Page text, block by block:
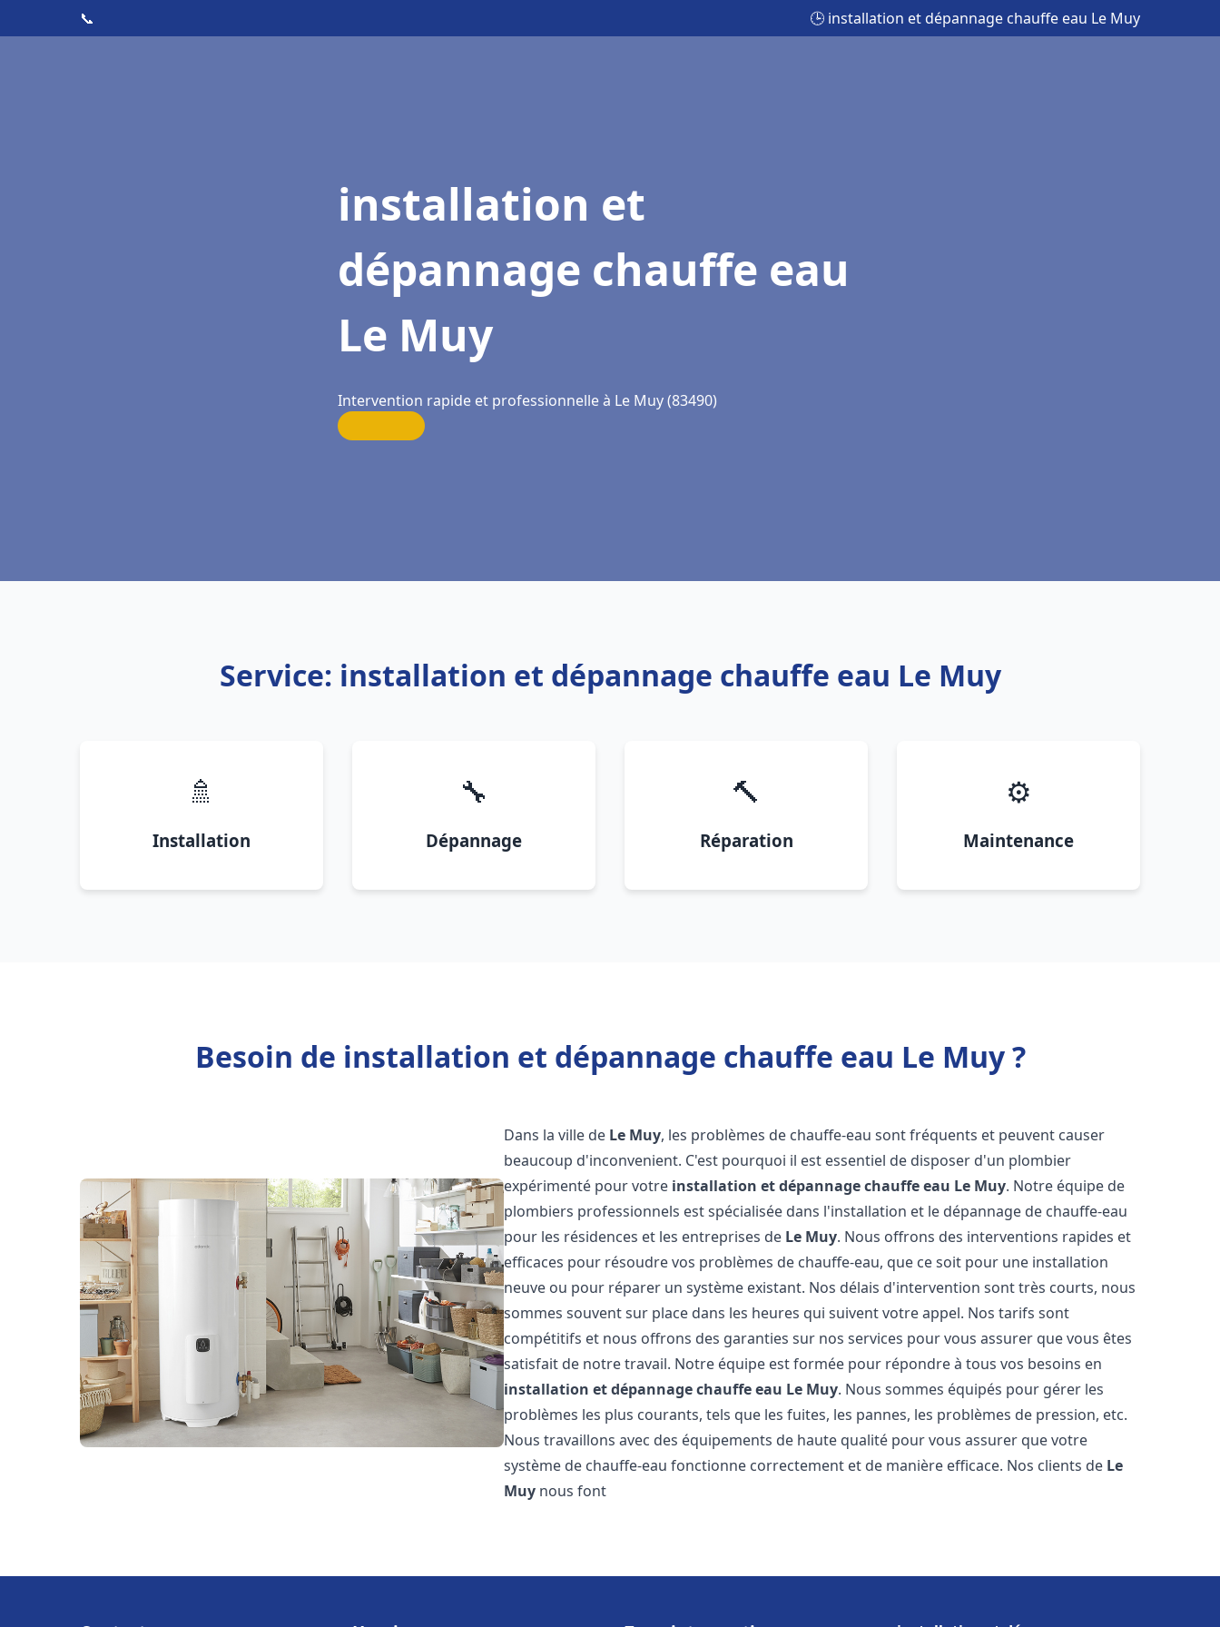
📞 🕒 installation et dépannage chauffe eau Le Muy
installation et
dépannage chauffe eau
Le Muy
Intervention rapide et professionnelle à Le Muy (83490)
Service: installation et dépannage chauffe eau Le Muy
🚿
Installation
🔧
Dépannage
🔨
Réparation
⚙️
Maintenance
Besoin de installation et dépannage chauffe eau Le Muy ?
Dans la ville de Le Muy, les problèmes de chauffe-eau sont fréquents et peuvent causer
beaucoup d'inconvenient. C'est pourquoi il est essentiel de disposer d'un plombier
expérimenté pour votre installation et dépannage chauffe eau Le Muy. Notre équipe de
plombiers professionnels est spécialisée dans l'installation et le dépannage de chauffe-eau
pour les résidences et les entreprises de Le Muy. Nous offrons des interventions rapides et
efficaces pour résoudre vos problèmes de chauffe-eau, que ce soit pour une installation
neuve ou pour réparer un système existant. Nos délais d'intervention sont très courts, nous
sommes souvent sur place dans les heures qui suivent votre appel. Nos tarifs sont
compétitifs et nous offrons des garanties sur nos services pour vous assurer que vous êtes
satisfait de notre travail. Notre équipe est formée pour répondre à tous vos besoins en
installation et dépannage chauffe eau Le Muy. Nous sommes équipés pour gérer les
problèmes les plus courants, tels que les fuites, les pannes, les problèmes de pression, etc.
Nous travaillons avec des équipements de haute qualité pour vous assurer que votre
système de chauffe-eau fonctionne correctement et de manière efficace. Nos clients de Le
Muy nous font